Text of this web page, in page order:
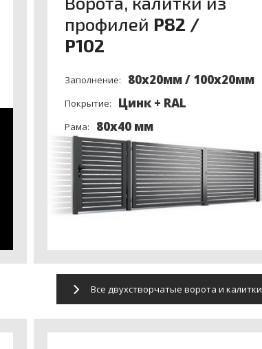
профилей P82 /
P102
Заполнение: 80х20мм / 100x20мм
Покрытие: Цинк + RAL
Рама: 80x40 мм
Все двухстворчатые ворота и калитки